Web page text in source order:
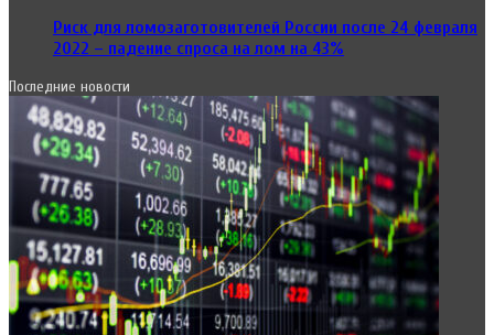
Риск для ломозаготовителей России после 24 февраля
2022 – падение спроса на лом на 43%
Последние новости